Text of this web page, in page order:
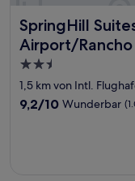
SpringHill
Airport/
SpringHill Suites
2.5-
Sterne-
Unterkunft
1,5 km von Intl.
9.2
9,2/10 Wunderbar